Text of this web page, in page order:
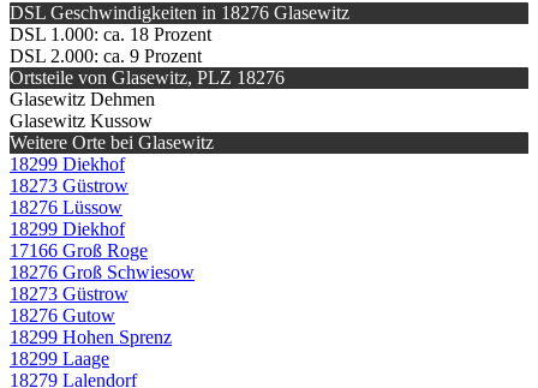
DSL Geschwindigkeiten in 18276 Glasewitz
DSL 1.000: ca. 18 Prozent
DSL 2.000: ca. 9 Prozent
Ortsteile von Glasewitz, PLZ 18276
Glasewitz Dehmen
Glasewitz Kussow
Weitere Orte bei Glasewitz
18299 Diekhof
18273 Güstrow
18276 Lüssow
18299 Diekhof
17166 Groß Roge
18276 Groß Schwiesow
18273 Güstrow
18276 Gutow
18299 Hohen Sprenz
18299 Laage
18279 Lalendorf